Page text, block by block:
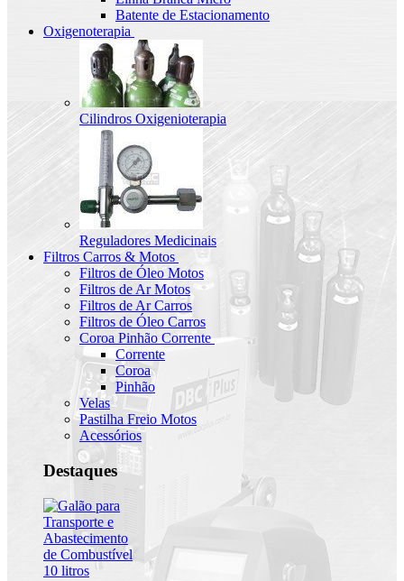
Batente de Estacionamento
Oxigenoterapia
Cilindros Oxigenioterapia
Reguladores Medicinais
Filtros Carros & Motos
Filtros de Óleo Motos
Filtros de Ar Motos
Filtros de Ar Carros
Filtros de Óleo Carros
Coroa Pinhão Corrente
Corrente
Coroa
Pinhão
Velas
Pastilha Freio Motos
Acessórios
Destaques